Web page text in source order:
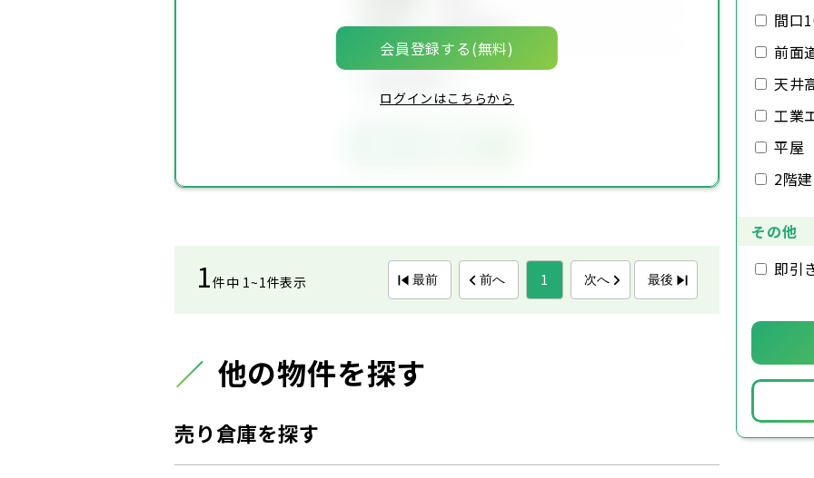
会員登録する(無料)
ログインはこちらから
築年月
00年00月
1件中 1~1件表示 最前 前へ 1 次へ 最後
他の物件を探す
売り倉庫を探す
間口
前面
天井
工業
平屋
2階
その他
即引